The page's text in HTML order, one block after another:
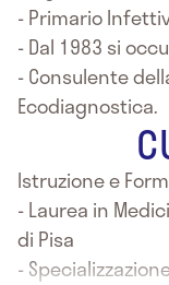
- Primario
- Dal 1983 si
- Consulente
Ecodiagnostica.
Istruzione e
- Laurea in
di Pisa
-